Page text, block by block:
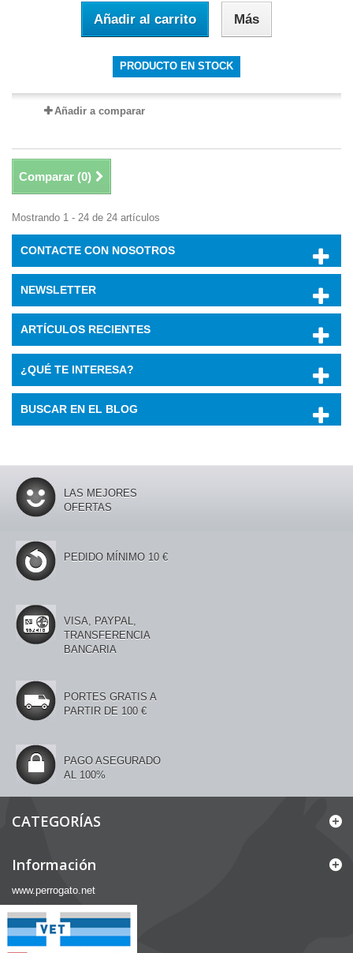
Añadir al carrito Más
PRODUCTO EN STOCK
Añadir a comparar
Comparar (0)
Mostrando 1 - 24 de 24 artículos
CONTACTE CON NOSOTROS
NEWSLETTER
ARTÍCULOS RECIENTES
¿QUÉ TE INTERESA?
BUSCAR EN EL BLOG
LAS MEJORES
OFERTAS
PEDIDO MÍNIMO 10 €
VISA, PAYPAL,
TRANSFERENCIA
BANCARIA
PORTES GRATIS A
PARTIR DE 100 €
PAGO ASEGURADO
AL 100%
CATEGORÍAS
Información
www.perrogato.net